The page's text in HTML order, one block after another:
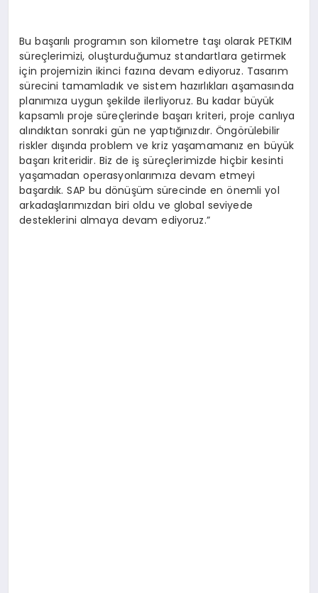
Bu başarılı programın son kilometre taşı olarak PETKIM
süreçlerimizi, oluşturduğumuz standartlara getirmek
için projemizin ikinci fazına devam ediyoruz. Tasarım
sürecini tamamladık ve sistem hazırlıkları aşamasında
planımıza uygun şekilde ilerliyoruz. Bu kadar büyük
kapsamlı proje süreçlerinde başarı kriteri, proje canlıya
alındıktan sonraki gün ne yaptığınızdır. Öngörülebilir
riskler dışında problem ve kriz yaşamamanız en büyük
başarı kriteridir. Biz de iş süreçlerimizde hiçbir kesinti
yaşamadan operasyonlarımıza devam etmeyi
başardık. SAP bu dönüşüm sürecinde en önemli yol
arkadaşlarımızdan biri oldu ve global seviyede
desteklerini almaya devam ediyoruz.”